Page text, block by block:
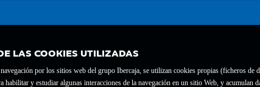
LAS COOKIES UTILIZADAS
por los sitios web del grupo Ibercaja, se utilizan cookies propias (ficheros
habilitar y estudiar algunas interacciones de la navegación en un sitio Web, y